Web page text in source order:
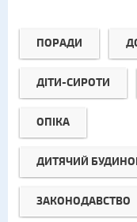
ПОРАДИ
ДІТИ-СИРОТИ
ОПІКА
ДИТЯЧИЙ
ЗАКОНОДАВСТВО